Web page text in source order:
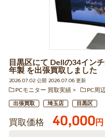
目黒区にて Dellの34イン
年製 を出張買取しました
2026.07.02 公開 2026.07.06 更新
PCモニター 買取実績
PC周
出張買取 埼玉店 目黒区
買取価格 40,000円